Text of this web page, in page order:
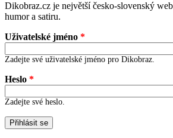
Dikobraz.cz je největší česko-slovenský
humor a satiru.
Uživatelské jméno *
Zadejte své uživatelské jméno pro Dikobraz.
Heslo *
Zadejte své heslo.
Přihlásit se